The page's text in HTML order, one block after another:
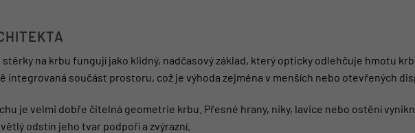
na krbu fungují jako klidný, nadčasový základ, který opticky odlehčuje hmotu
integrovaná součást prostoru, což je výhoda zejména v menších nebo otevřených
je velmi dobře čitelná geometrie krbu. Přesné hrany, niky, lavice nebo ostění
odstín jeho tvar podpoří a zvýrazní.